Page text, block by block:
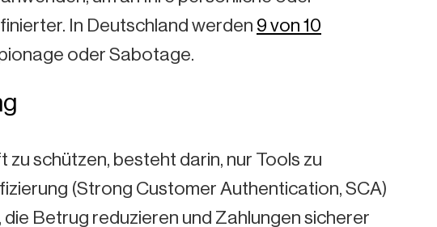
In Deutschland werden 9 von 10
oder Sabotage.
schützen, besteht darin, nur Tools zu
(Strong Customer Authentication, SCA)
Betrug reduzieren und Zahlungen sicherer